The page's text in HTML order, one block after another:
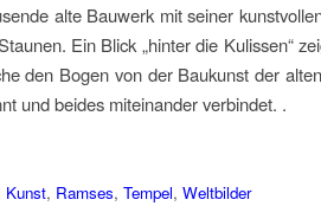
alte Bauwerk mit seiner
Ein Blick „hinter die Kulissen“
den Bogen von der Baukunst der
und beides miteinander verbindet. .
Kunst, Ramses, Tempel, Weltbilder